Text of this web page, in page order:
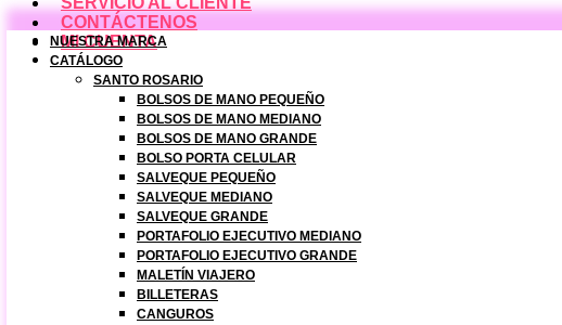
CONTÁCTENOS
MI CUENTA
NUESTRA MARCA
CATÁLOGO
SANTO ROSARIO
BOLSOS DE MANO PEQUEÑO
BOLSOS DE MANO MEDIANO
BOLSOS DE MANO GRANDE
BOLSO PORTA CELULAR
SALVEQUE PEQUEÑO
SALVEQUE MEDIANO
SALVEQUE GRANDE
PORTAFOLIO EJECUTIVO MEDIANO
PORTAFOLIO EJECUTIVO GRANDE
MALETÍN VIAJERO
BILLETERAS
CANGUROS